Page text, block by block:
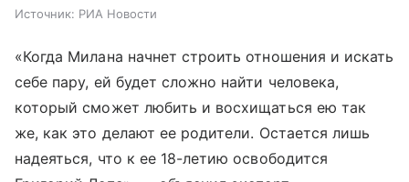
Источник: РИА Новости
«Когда Милана начнет строить отношения и искать
себе пару, ей будет сложно найти человека,
который сможет любить и восхищаться ею так
же, как это делают ее родители. Остается лишь
надеяться, что к ее 18-летию освободится